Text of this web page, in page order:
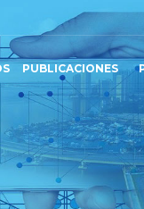
PUBLICACIONES